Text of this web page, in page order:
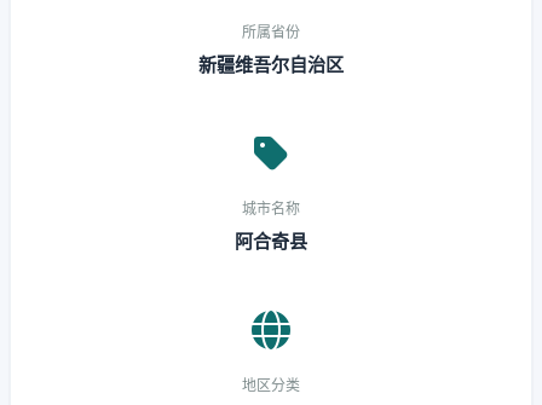
所属省份
新疆维吾尔自治区
城市名称
阿合奇县
地区分类